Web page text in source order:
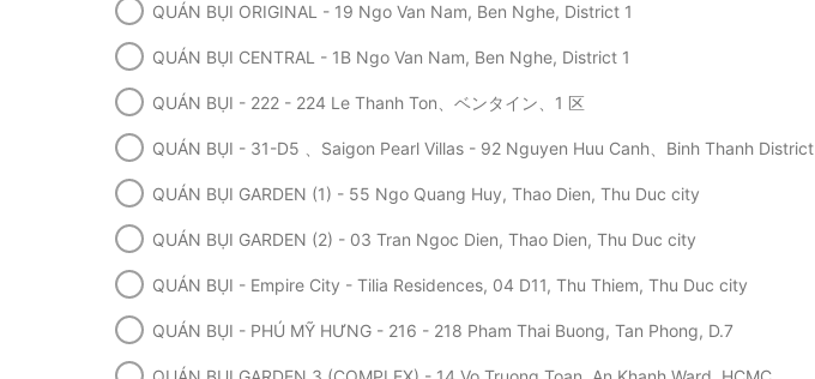
QUÁN BỤI ORIGINAL - 19 Ngo Van Nam, Ben Nghe, District 1
QUÁN BỤI CENTRAL - 1B Ngo Van Nam, Ben Nghe, District 1
QUÁN BỤI - 222 - 224 Le Thanh Ton、ベンタイン、1 区
QUÁN BỤI - 31-D5 、Saigon Pearl Villas - 92 Nguyen Huu Canh、Binh Thanh District
QUÁN BỤI GARDEN (1) - 55 Ngo Quang Huy, Thao Dien, Thu Duc city
QUÁN BỤI GARDEN (2) - 03 Tran Ngoc Dien, Thao Dien, Thu Duc city
QUÁN BỤI - Empire City - Tilia Residences, 04 D11, Thu Thiem, Thu Duc city
QUÁN BỤI - PHÚ MỸ HƯNG - 216 - 218 Pham Thai Buong, Tan Phong, D.7